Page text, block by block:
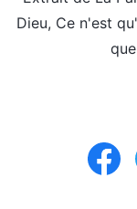
Dieu, Ce n'est